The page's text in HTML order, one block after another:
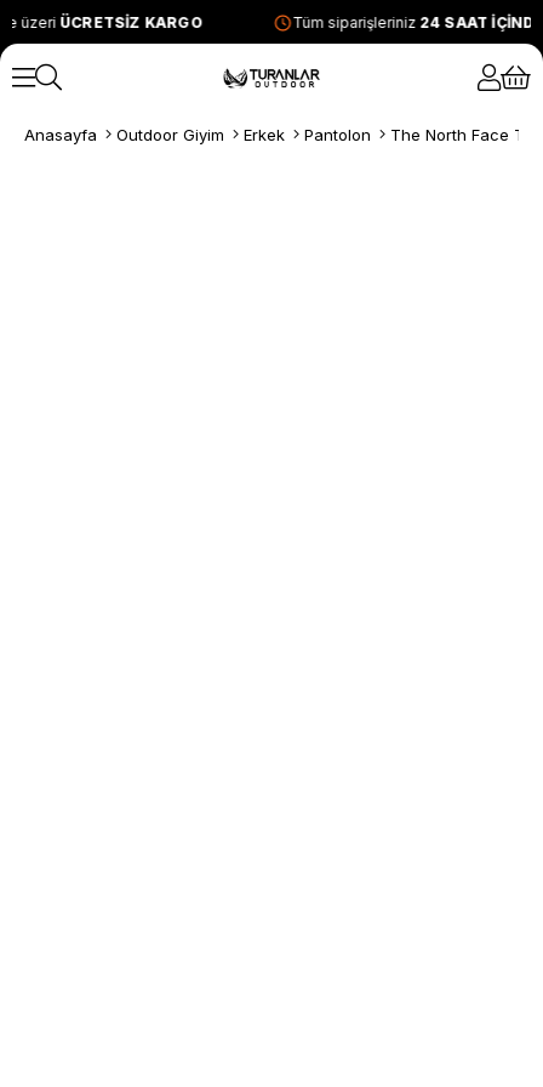
üzeri ÜCRETSİZ KARGO Tüm siparişleriniz 24 SAAT
Anasayfa Outdoor Giyim Erkek Pantolon The North Face